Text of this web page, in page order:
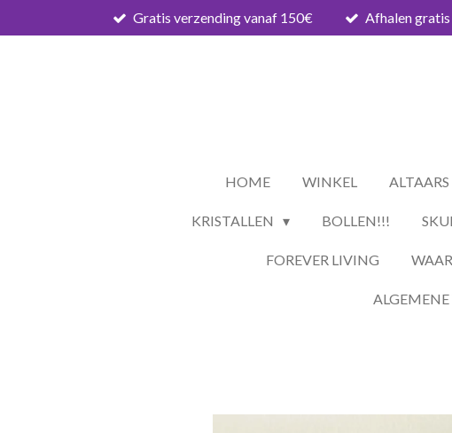
direct
Gratis verzending vanaf 150€ Afhalen
HOME WINKEL ALTAARS
KRISTALLEN BOLLEN!!!
FOREVER LIVING